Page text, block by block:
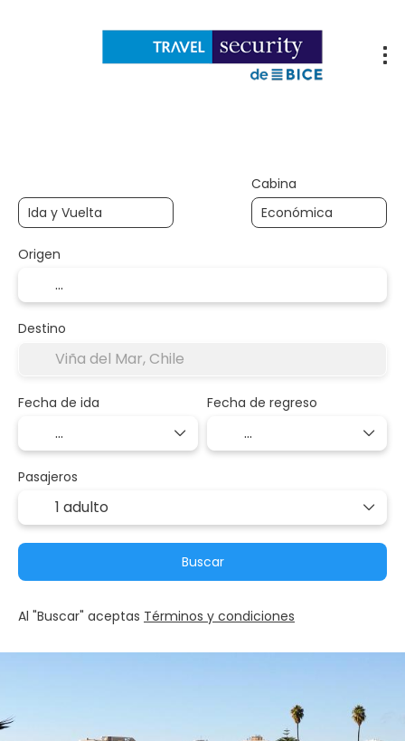
Cabina
Origen
Destino
Fecha de ida Fecha de regreso
Pasajeros
1 adulto
Buscar
Al "Buscar" aceptas Términos y condiciones